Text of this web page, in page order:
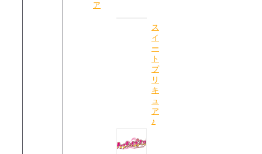
ア
ス
イ
ー
ト
プ
リ
キ
ュ
ア
♪